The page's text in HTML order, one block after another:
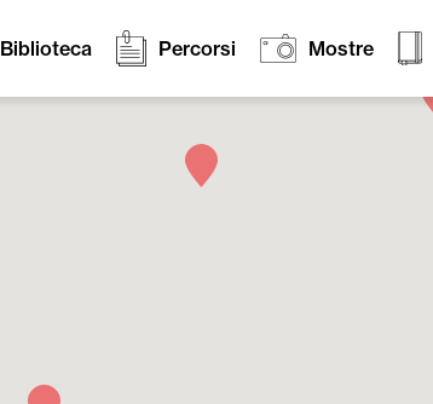
Biblioteca Percorsi Mostre